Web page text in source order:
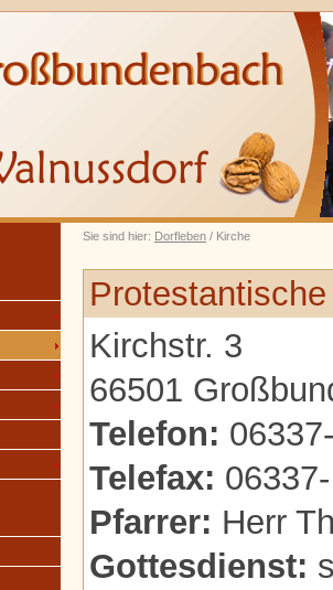
Sie sind hier: Dorfleben / Kirche
Kirchstr. 3
66501
Telefon:
Telefax:
Pfarrer: Herr
Gottesdienst: